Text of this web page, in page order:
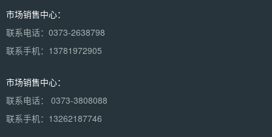
市场销售中心：
联系电话：0373-2638798
联系手机：13781972905
市场销售中心：
联系电话： 0373-3808088
联系手机：13262187746